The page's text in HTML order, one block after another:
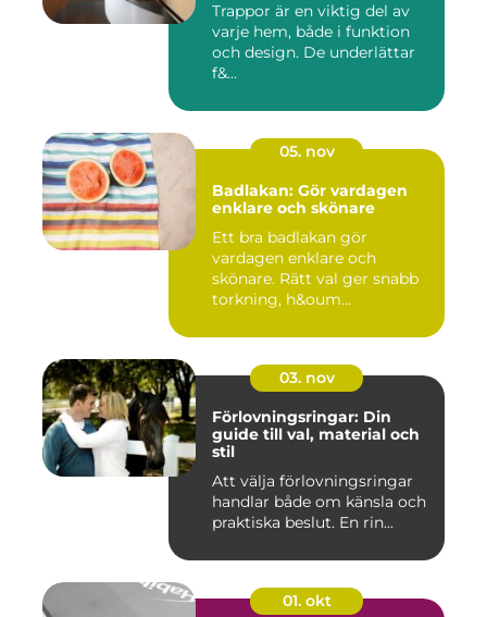
Trappor är en viktig del av
varje hem, både i funktion
och design. De underlättar
f&...
05. nov
Badlakan: Gör vardagen
enklare och skönare
Ett bra badlakan gör
vardagen enklare och
skönare. Rätt val ger snabb
torkning, h&oum...
03. nov
Förlovningsringar: Din
guide till val, material och
stil
Att välja förlovningsringar
handlar både om känsla och
praktiska beslut. En rin...
01. okt